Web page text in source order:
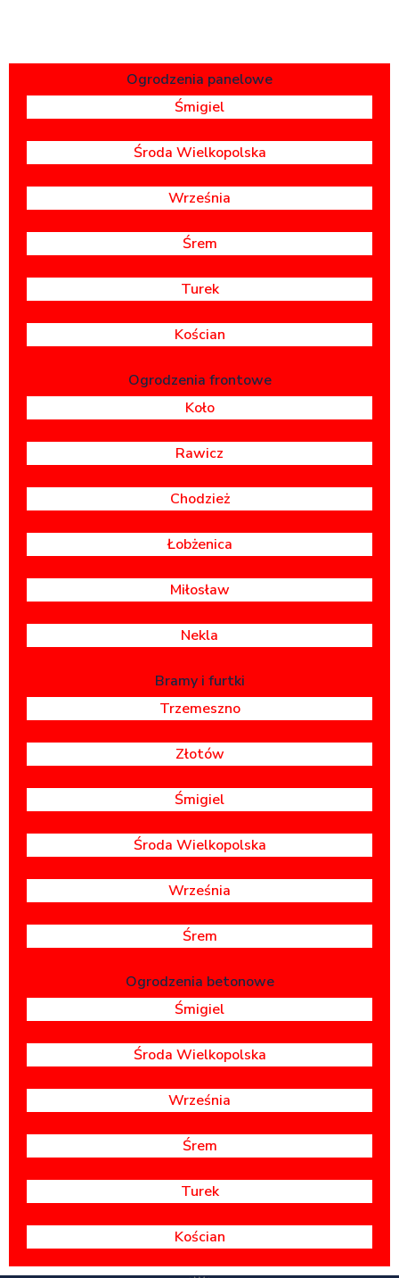
Ogrodzenia panelowe
Śmigiel
Środa Wielkopolska
Września
Śrem
Turek
Kościan
Ogrodzenia frontowe
Koło
Rawicz
Chodzież
Łobżenica
Miłosław
Nekla
Bramy i furtki
Trzemeszno
Złotów
Śmigiel
Środa Wielkopolska
Września
Śrem
Ogrodzenia betonowe
Śmigiel
Środa Wielkopolska
Września
Śrem
Turek
Kościan